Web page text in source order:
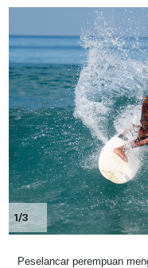
1/3
Peselancar perempuan